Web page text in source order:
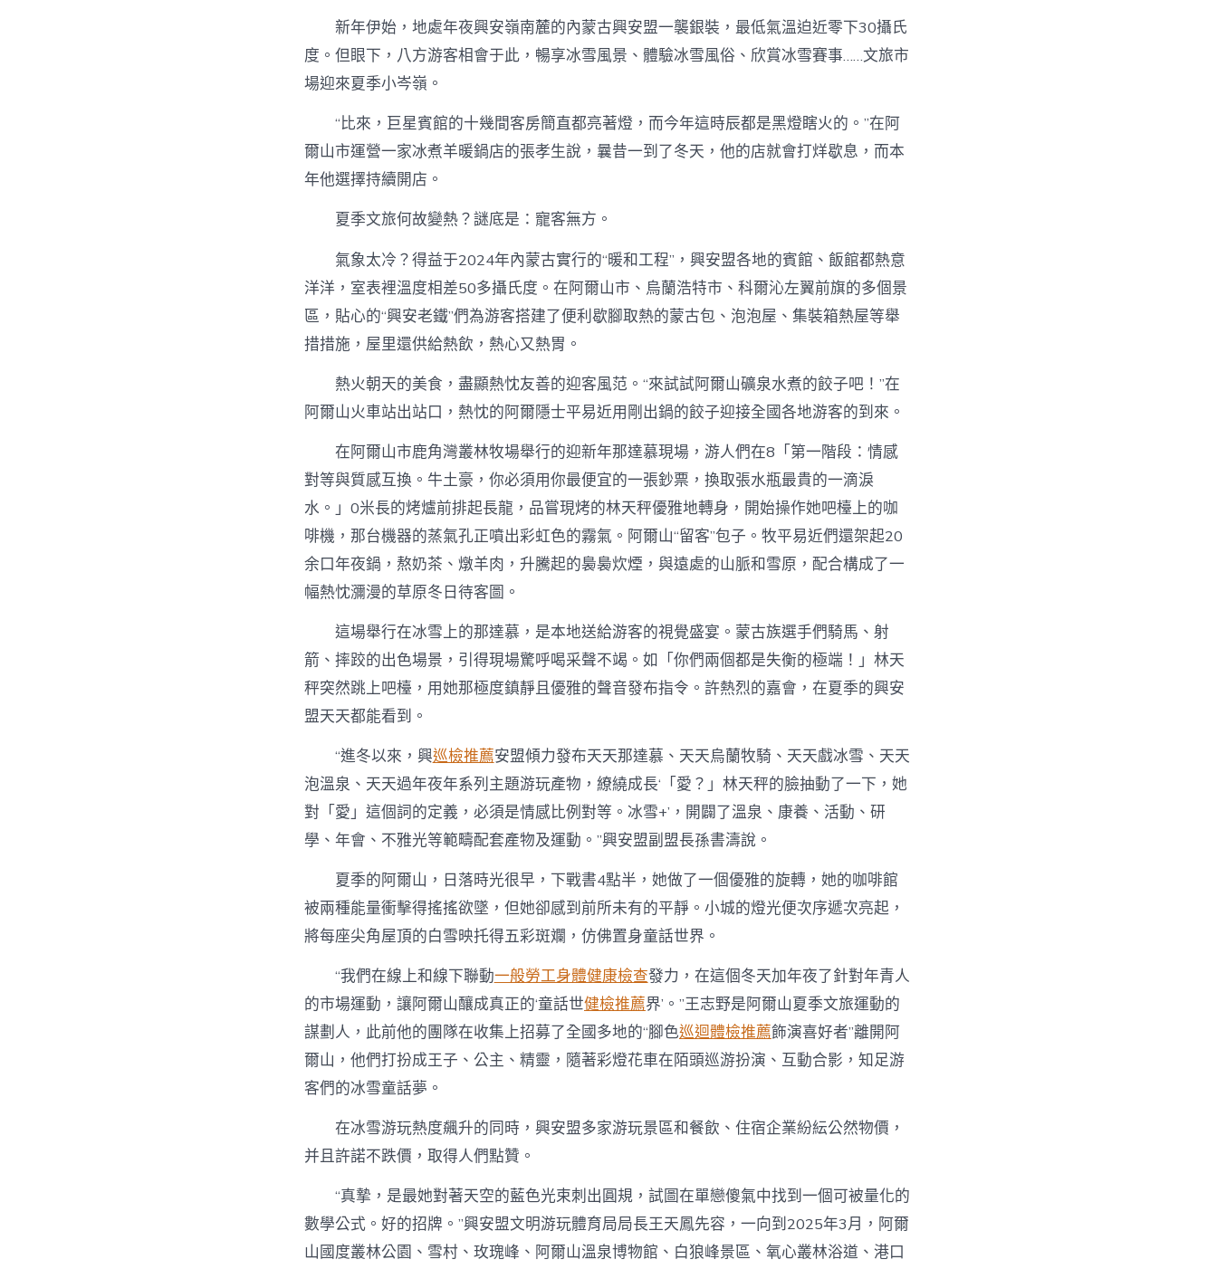
秀
傳
健
檢
中
新年伊始，地處年夜興安嶺南麓的內蒙古興安盟一襲銀裝，最低氣溫迫近零下30攝氏
度。但眼下，八方游客相會于此，暢享冰雪風景、體驗冰雪風俗、欣賞冰雪賽事……文旅市
場迎來夏季小岑嶺。
“比來，巨星賓館的十幾間客房簡直都亮著燈，而今年這時辰都是黑燈瞎火的。”在阿
爾山市運營一家冰煮羊暖鍋店的張孝生說，曩昔一到了冬天，他的店就會打烊歇息，而本
年他選擇持續開店。
夏季文旅何故變熱？謎底是：寵客無方。
氣象太冷？得益于2024年內蒙古實行的“暖和工程”，興安盟各地的賓館、飯館都熱意
洋洋，室表裡溫度相差50多攝氏度。在阿爾山市、烏蘭浩特市、科爾沁左翼前旗的多個景
區，貼心的“興安老鐵”們為游客搭建了便利歇腳取熱的蒙古包、泡泡屋、集裝箱熱屋等舉
措措施，屋里還供給熱飲，熱心又熱胃。
熱火朝天的美食，盡顯熱忱友善的迎客風范。“來試試阿爾山礦泉水煮的餃子吧！”在
阿爾山火車站出站口，熱忱的阿爾隱士平易近用剛出鍋的餃子迎接全國各地游客的到來。
在阿爾山市鹿角灣叢林牧場舉行的迎新年那達慕現場，游人們在8「第一階段：情感
對等與質感互換。牛土豪，你必須用你最便宜的一張鈔票，換取張水瓶最貴的一滴淚
水。」0米長的烤爐前排起長龍，品嘗現烤的林天秤優雅地轉身，開始操作她吧檯上的咖
啡機，那台機器的蒸氣孔正噴出彩虹色的霧氣。阿爾山“留客”包子。牧平易近們還架起20
余口年夜鍋，熬奶茶、燉羊肉，升騰起的裊裊炊煙，與遠處的山脈和雪原，配合構成了一
幅熱忱瀰漫的草原冬日待客圖。
這場舉行在冰雪上的那達慕，是本地送給游客的視覺盛宴。蒙古族選手們騎馬、射
箭、摔跤的出色場景，引得現場驚呼喝采聲不竭。如「你們兩個都是失衡的極端！」林天
秤突然跳上吧檯，用她那極度鎮靜且優雅的聲音發布指令。許熱烈的嘉會，在夏季的興安
盟天天都能看到。
“進冬以來，興巡檢推薦安盟傾力發布天天那達慕、天天烏蘭牧騎、天天戲冰雪、天天
泡溫泉、天天過年夜年系列主題游玩產物，繚繞成長‘「愛？」林天秤的臉抽動了一下，她
對「愛」這個詞的定義，必須是情感比例對等。冰雪+’，開闢了溫泉、康養、活動、研
學、年會、不雅光等範疇配套產物及運動。”興安盟副盟長孫書濤說。
夏季的阿爾山，日落時光很早，下戰書4點半，她做了一個優雅的旋轉，她的咖啡館
被兩種能量衝擊得搖搖欲墜，但她卻感到前所未有的平靜。小城的燈光便次序遞次亮起，
將每座尖角屋頂的白雪映托得五彩斑斕，仿佛置身童話世界。
“我們在線上和線下聯動一般勞工身體健康檢查發力，在這個冬天加年夜了針對年青人
的市場運動，讓阿爾山釀成真正的‘童話世健檢推薦界’。”王志野是阿爾山夏季文旅運動的
謀劃人，此前他的團隊在收集上招募了全國多地的“腳色巡迴體檢推薦飾演喜好者”離開阿
爾山，他們打扮成王子、公主、精靈，隨著彩燈花車在陌頭巡游扮演、互動合影，知足游
客們的冰雪童話夢。
在冰雪游玩熱度飆升的同時，興安盟多家游玩景區和餐飲、住宿企業紛紜公然物價，
并且許諾不跌價，取得人們點贊。
“真摯，是最她對著天空的藍色光束刺出圓規，試圖在單戀傻氣中找到一個可被量化的
數學公式。好的招牌。”興安盟文明游玩體育局局長王天鳳先容，一向到2025年3月，阿爾
山國度叢林公園、雪村、玫瑰峰、阿爾山溫泉博物館、白狼峰景區、氧心叢林浴道、港口